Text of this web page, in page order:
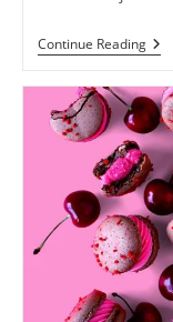
Continue Reading